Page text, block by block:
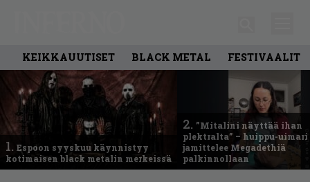
KEIKKAUUTISET BLACK METAL FESTIVAALIT
1. Espoon syyskuu käynnistyy
kotimaisen black metalin merkeissä
2. ”Mitalini näyttää ihan
plektralta” – huippu-uimari
jamittelee Megadethiä
palkinnollaan